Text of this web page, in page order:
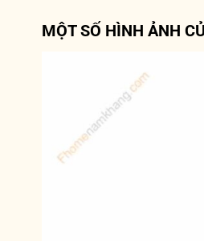
MỘT SỐ HÌNH ẢNH